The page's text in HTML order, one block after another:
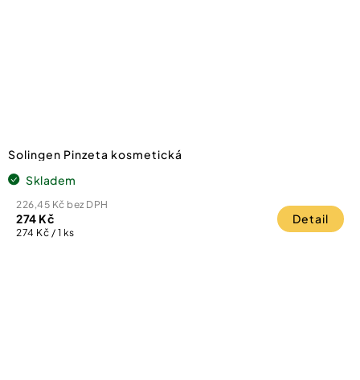
Solingen Pinzeta kosmetická
Skladem
226,45 Kč bez DPH
274 Kč
Měrná
274 Kč / 1 ks
Detail